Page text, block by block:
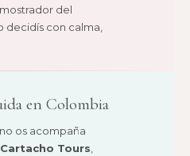
del
decidís con calma,
en Colombia
os acompaña
Cartacho Tours